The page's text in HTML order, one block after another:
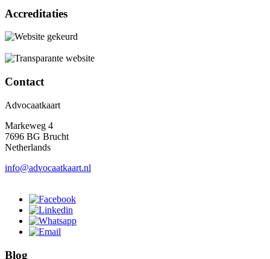
Accreditaties
Contact
Advocaatkaart
Markeweg 4
7696 BG Brucht
Netherlands
info@advocaatkaart.nl
Blog